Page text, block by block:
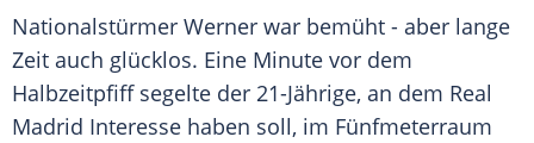
Nationalstürmer Werner war bemüht - aber lange
Zeit auch glücklos. Eine Minute vor dem
Halbzeitpfiff segelte der 21-Jährige, an dem Real
Madrid Interesse haben soll, im Fünfmeterraum